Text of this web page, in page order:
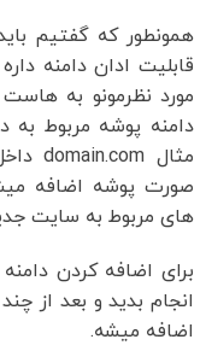
همونطور که گفتیم
قابلیت ادان دامنه
مورد نظرمونو به
دامنه پوشه مربوط به
صورت پوشه اضافه
های مربوط به سایت
برای اضافه کردن
انجام بدید و بعد از
اضافه میشه.